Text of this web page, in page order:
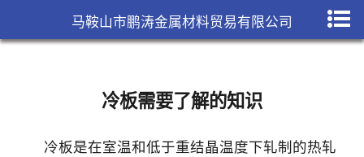
马鞍山市鹏涛金属材料贸易有限公司
冷板需要了解的知识
冷板是在室温和低于重结晶温度下轧制的热轧